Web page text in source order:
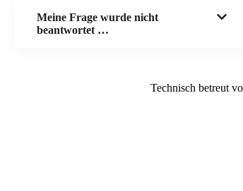
Meine Frage wurde nicht
beantwortet …
Technisch betreut